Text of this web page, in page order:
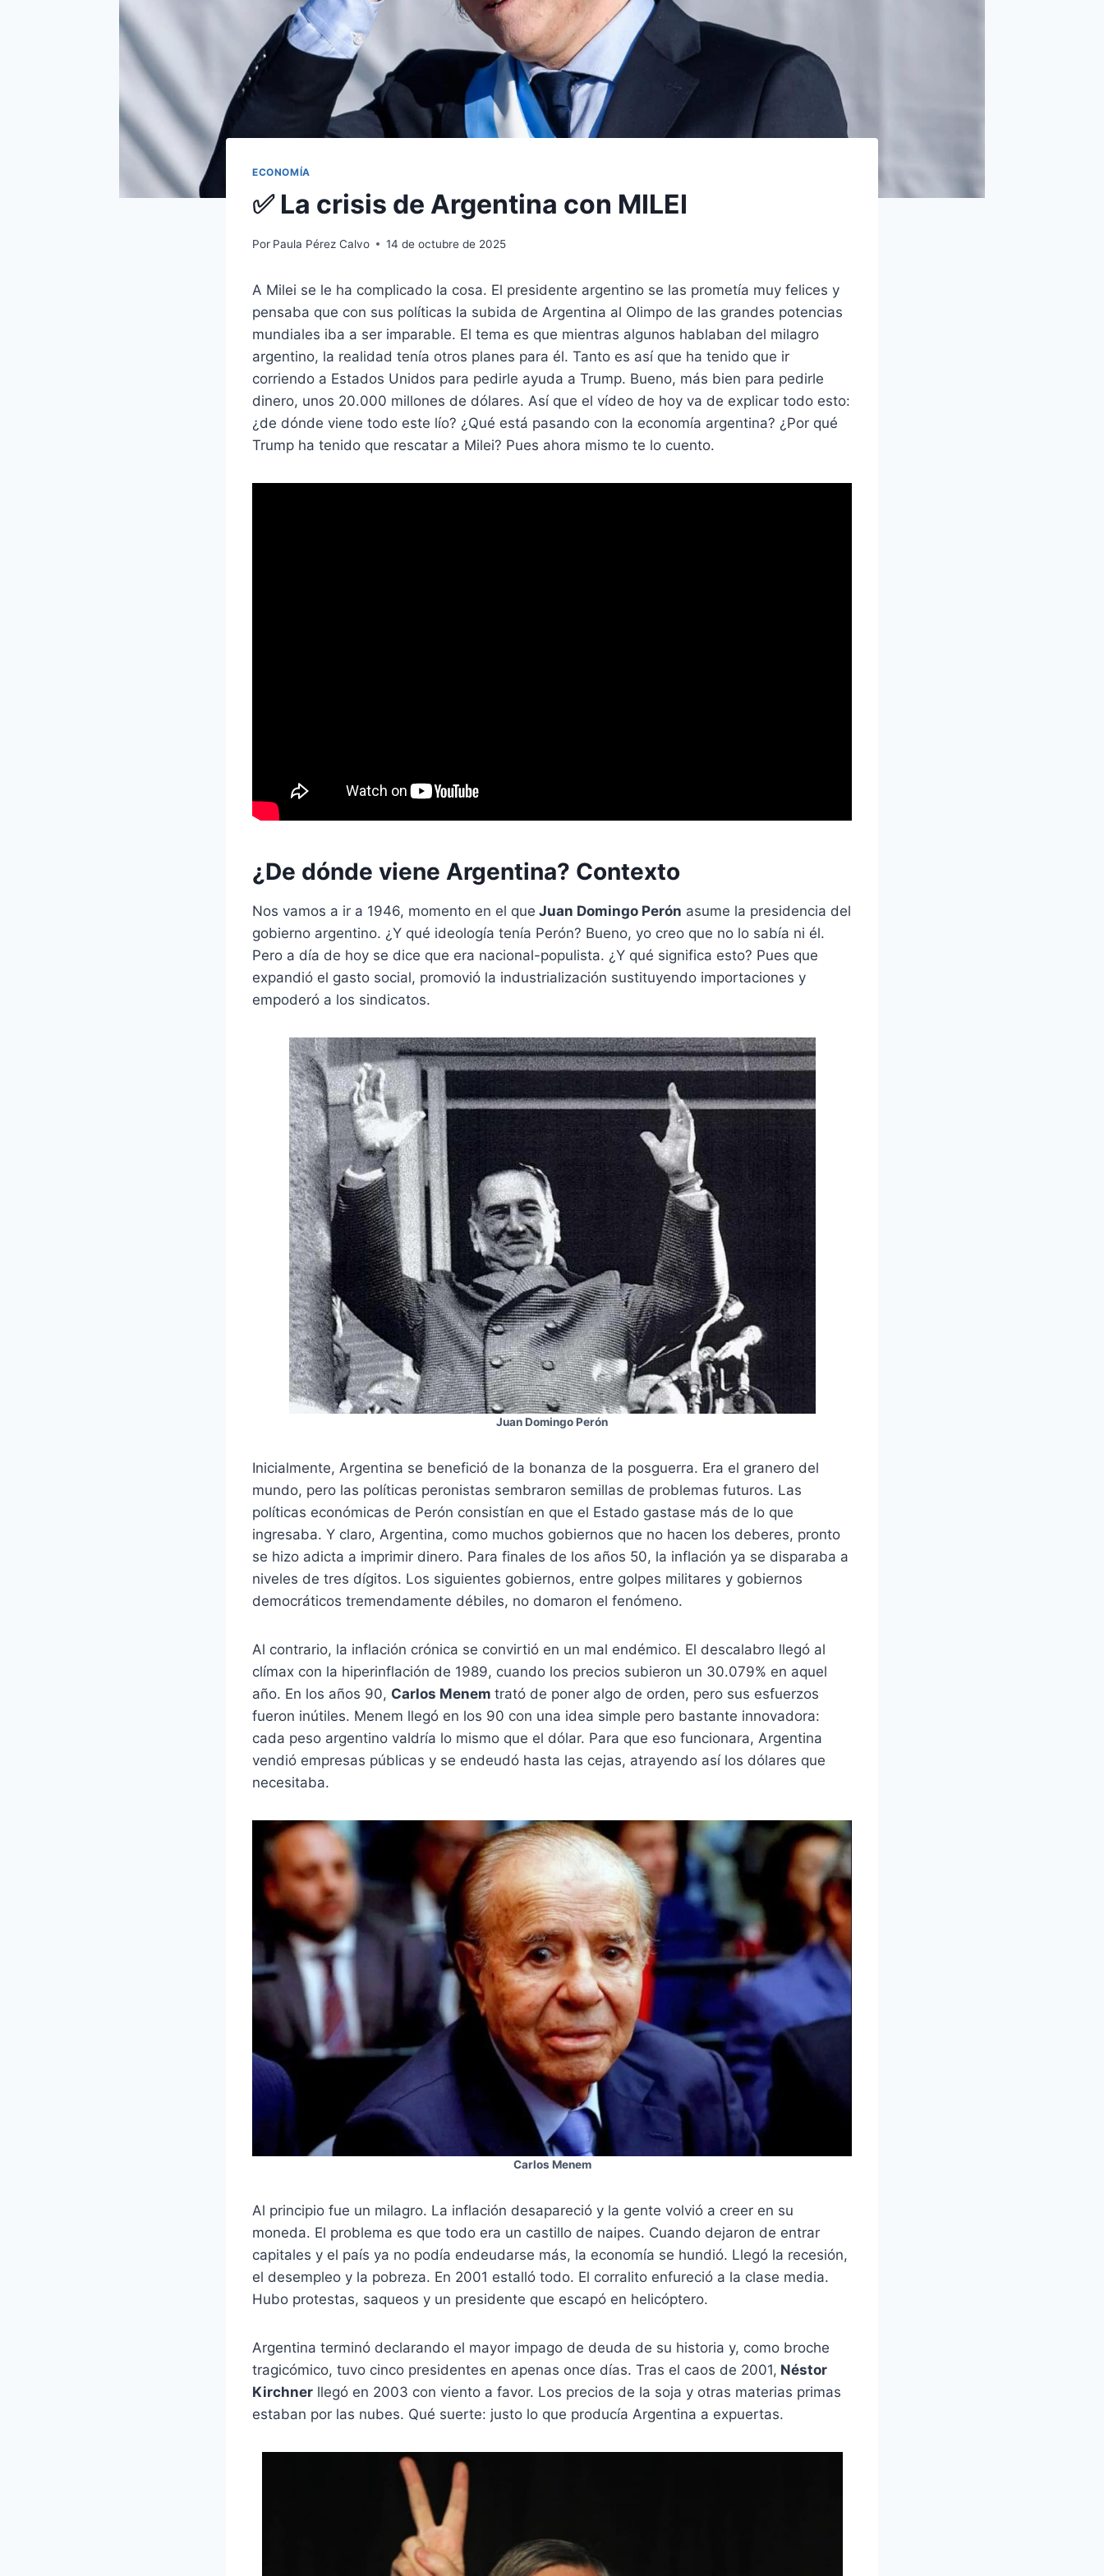
ECONOMÍA
✅ La crisis de Argentina con MILEI
Por Paula Pérez Calvo 14 de octubre de 2025
A Milei se le ha complicado la cosa. El presidente argentino se las prometía muy felices y
pensaba que con sus políticas la subida de Argentina al Olimpo de las grandes potencias
mundiales iba a ser imparable. El tema es que mientras algunos hablaban del milagro
argentino, la realidad tenía otros planes para él. Tanto es así que ha tenido que ir
corriendo a Estados Unidos para pedirle ayuda a Trump. Bueno, más bien para pedirle
dinero, unos 20.000 millones de dólares. Así que el vídeo de hoy va de explicar todo esto:
¿de dónde viene todo este lío? ¿Qué está pasando con la economía argentina? ¿Por qué
Trump ha tenido que rescatar a Milei? Pues ahora mismo te lo cuento.
¿De dónde viene Argentina? Contexto
Nos vamos a ir a 1946, momento en el que Juan Domingo Perón asume la presidencia del
gobierno argentino. ¿Y qué ideología tenía Perón? Bueno, yo creo que no lo sabía ni él.
Pero a día de hoy se dice que era nacional-populista. ¿Y qué significa esto? Pues que
expandió el gasto social, promovió la industrialización sustituyendo importaciones y
empoderó a los sindicatos.
Juan Domingo Perón
Inicialmente, Argentina se benefició de la bonanza de la posguerra. Era el granero del
mundo, pero las políticas peronistas sembraron semillas de problemas futuros. Las
políticas económicas de Perón consistían en que el Estado gastase más de lo que
ingresaba. Y claro, Argentina, como muchos gobiernos que no hacen los deberes, pronto
se hizo adicta a imprimir dinero. Para finales de los años 50, la inflación ya se disparaba a
niveles de tres dígitos. Los siguientes gobiernos, entre golpes militares y gobiernos
democráticos tremendamente débiles, no domaron el fenómeno.
Al contrario, la inflación crónica se convirtió en un mal endémico. El descalabro llegó al
clímax con la hiperinflación de 1989, cuando los precios subieron un 30.079% en aquel
año. En los años 90, Carlos Menem trató de poner algo de orden, pero sus esfuerzos
fueron inútiles. Menem llegó en los 90 con una idea simple pero bastante innovadora:
cada peso argentino valdría lo mismo que el dólar. Para que eso funcionara, Argentina
vendió empresas públicas y se endeudó hasta las cejas, atrayendo así los dólares que
necesitaba.
Carlos Menem
Al principio fue un milagro. La inflación desapareció y la gente volvió a creer en su
moneda. El problema es que todo era un castillo de naipes. Cuando dejaron de entrar
capitales y el país ya no podía endeudarse más, la economía se hundió. Llegó la recesión,
el desempleo y la pobreza. En 2001 estalló todo. El corralito enfureció a la clase media.
Hubo protestas, saqueos y un presidente que escapó en helicóptero.
Argentina terminó declarando el mayor impago de deuda de su historia y, como broche
tragicómico, tuvo cinco presidentes en apenas once días. Tras el caos de 2001, Néstor
Kirchner llegó en 2003 con viento a favor. Los precios de la soja y otras materias primas
estaban por las nubes. Qué suerte: justo lo que producía Argentina a expuertas.